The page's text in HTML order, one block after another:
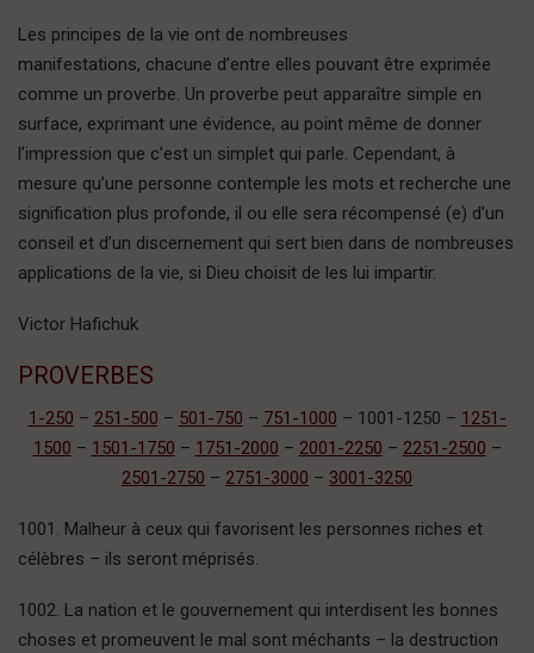
Les principes de la vie ont de nombreuses
manifestations, chacune d’entre elles pouvant être exprimée
comme un proverbe. Un proverbe peut apparaître simple en
surface, exprimant une évidence, au point même de donner
l’impression que c’est un simplet qui parle. Cependant, à
mesure qu’une personne contemple les mots et recherche une
signification plus profonde, il ou elle sera récompensé (e) d’un
conseil et d’un discernement qui sert bien dans de nombreuses
applications de la vie, si Dieu choisit de les lui impartir.
Victor Hafichuk
PROVERBES
1-250 – 251-500 – 501-750 – 751-1000 – 1001-1250 – 1251-
1500 – 1501-1750 – 1751-2000 – 2001-2250 – 2251-2500 –
2501-2750 – 2751-3000 – 3001-3250
1001. Malheur à ceux qui favorisent les personnes riches et
célèbres – ils seront méprisés.
1002. La nation et le gouvernement qui interdisent les bonnes
choses et promeuvent le mal sont méchants – la destruction